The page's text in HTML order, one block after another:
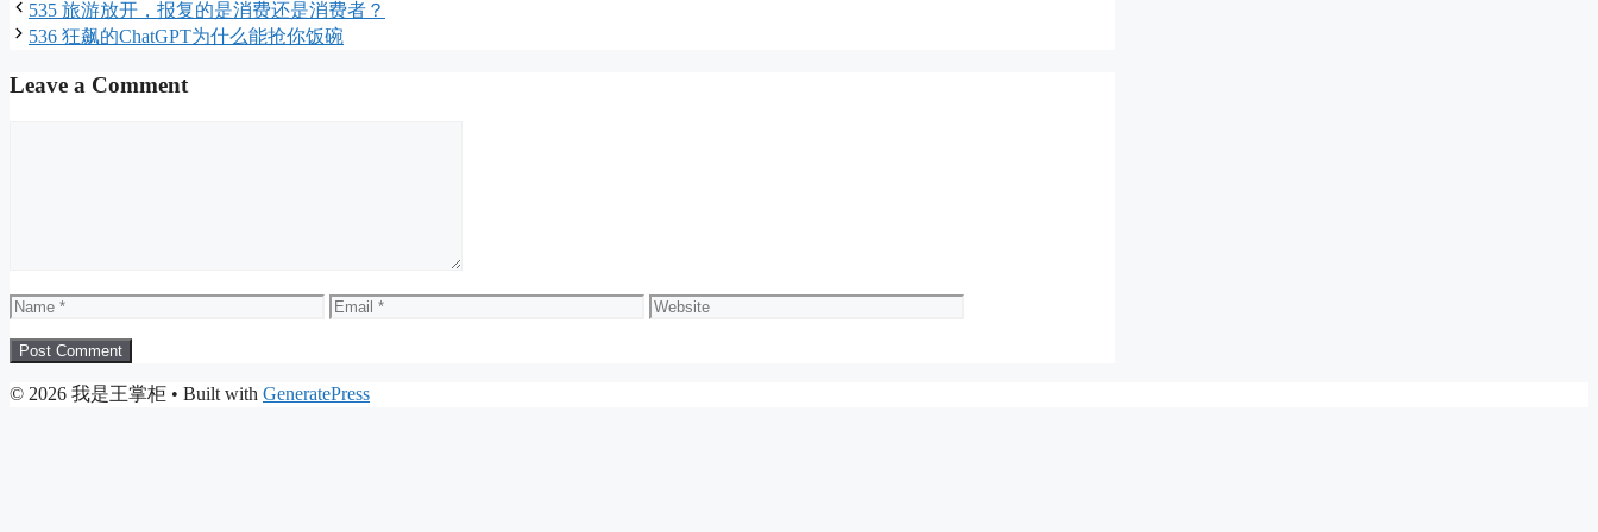
535 旅游放开，报复的是消费还是消费者？
536 狂飙的ChatGPT为什么能抢你饭碗
Leave a Comment
Name Email Website
© 2026 我是王掌柜 • Built with GeneratePress